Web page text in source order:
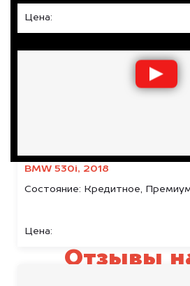
Цена:
BMW 530i, 2018
Состояние: Кредитное,
Цена:
Отзывы